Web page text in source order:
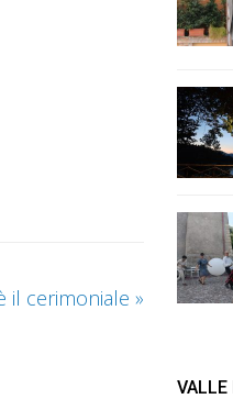
il cerimoniale »
VALLE